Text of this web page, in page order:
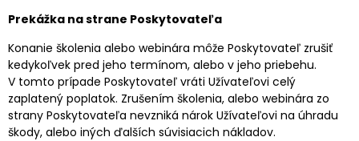
Prekážka na strane Poskytovateľa
Konanie školenia alebo webinára môže Poskytovateľ zrušiť
kedykoľvek pred jeho termínom, alebo v jeho priebehu.
V tomto prípade Poskytovateľ vráti Užívateľovi celý
zaplatený poplatok. Zrušením školenia, alebo webinára zo
strany Poskytovateľa nevzniká nárok Užívateľovi na úhradu
škody, alebo iných ďalších súvisiacich nákladov.